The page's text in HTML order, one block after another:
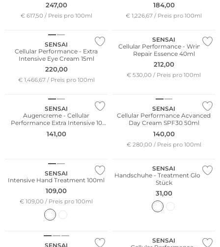
247,00
€ 617,50 / Preis pro 100ml
184,00
€ 1,226,67 / Preis pro 100ml
SENSAI
Cellular Performance - Extra
Intensive Eye Cream 15ml
220,00
€ 1,466,67 / Preis pro 100ml
SENSAI
Cellular Performance - Wrinkle
Repair Essence 40ml
212,00
€ 530,00 / Preis pro 100ml
SENSAI
Augencreme - Cellular
Performance Extra Intensive 10
Minute Revitalising Pads 10x6ml
141,00
SENSAI
Cellular Performance Acvanced
Day Cream SPF30 50ml
140,00
€ 280,00 / Preis pro 100ml
SENSAI
Intensive Hand Treatment 100ml
109,00
€ 109,00 / Preis pro 100ml
SENSAI
Handschuhe - Treatment Gloves 1
Stück
31,00
SENSAI
SENSAI